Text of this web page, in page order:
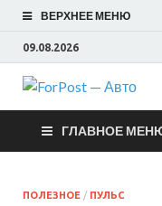
ВЕРХНЕЕ МЕНЮ
09.08.2026
ГЛАВНОЕ
ПОЛЕЗНОЕ / ПУЛЬС